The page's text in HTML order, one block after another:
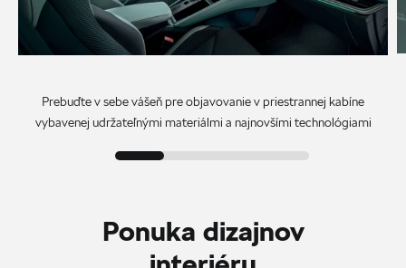
Prebuďte v sebe vášeň pre objavovanie v priestrannej kabíne
vybavenej udržateľnými materiálmi a najnovšími technológiami
Ponuka dizajnov